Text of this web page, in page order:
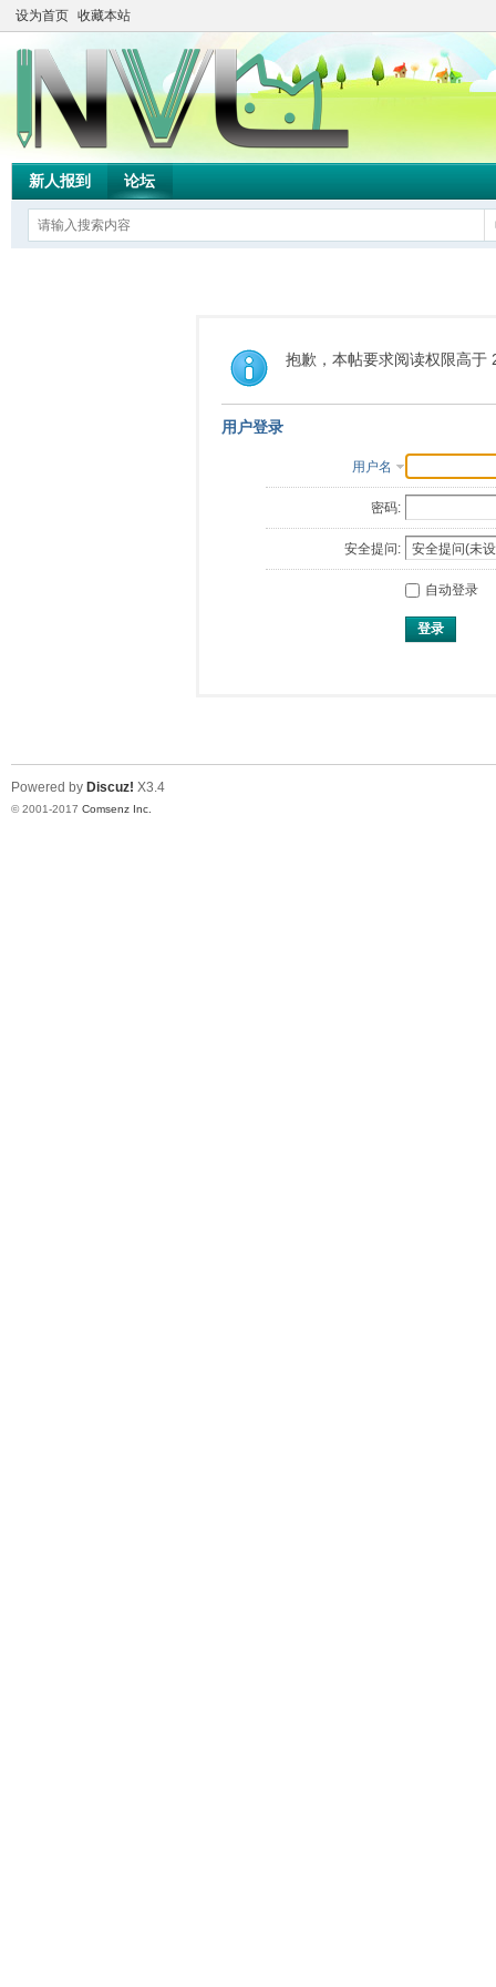
设为首页 收藏本站
新人报到 论坛
抱歉，本帖要求阅读权限高于
用户登录
用户名
密码:
安全提问:
自动登录
登录
Powered by Discuz! X3.4
© 2001-2017 Comsenz Inc.